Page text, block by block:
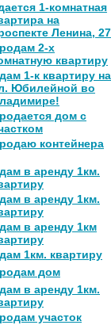
1-комнатная
на
Ленина, 27
2-х
квартиру
1-к квартиру на
Юбилейной во
дом с
контейнера
в аренду 1км.
в аренду 1км.
в аренду 1км
1км. квартиру
дом
в аренду 1км.
участок